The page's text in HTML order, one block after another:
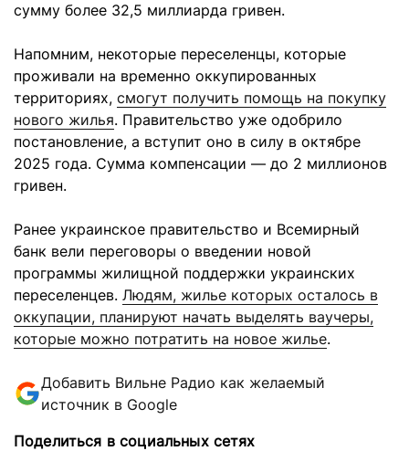
сумму более 32,5 миллиарда гривен.
Напомним, некоторые переселенцы, которые
проживали на временно оккупированных
территориях, смогут получить помощь на покупку
нового жилья. Правительство уже одобрило
постановление, а вступит оно в силу в октябре
2025 года. Сумма компенсации — до 2 миллионов
гривен.
Ранее украинское правительство и Всемирный
банк вели переговоры о введении новой
программы жилищной поддержки украинских
переселенцев. Людям, жилье которых осталось в
оккупации, планируют начать выделять ваучеры,
которые можно потратить на новое жилье.
Добавить Вильне Радио как желаемый
источник в Google
Поделиться в социальных сетях